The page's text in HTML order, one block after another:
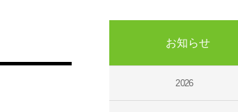
お知らせ
2026